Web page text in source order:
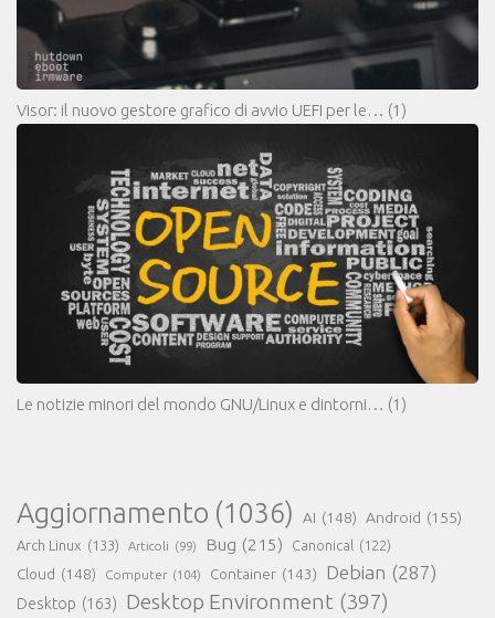
Visor: il nuovo gestore grafico di avvio UEFI per le… (1)
Le notizie minori del mondo GNU/Linux e dintorni… (1)
Aggiornamento (1036) AI (148) Android (155)
Arch Linux (133) Articoli (99) Bug (215) Canonical (122)
Cloud (148) Computer (104) Container (143) Debian (287)
Desktop (163) Desktop Environment (397)